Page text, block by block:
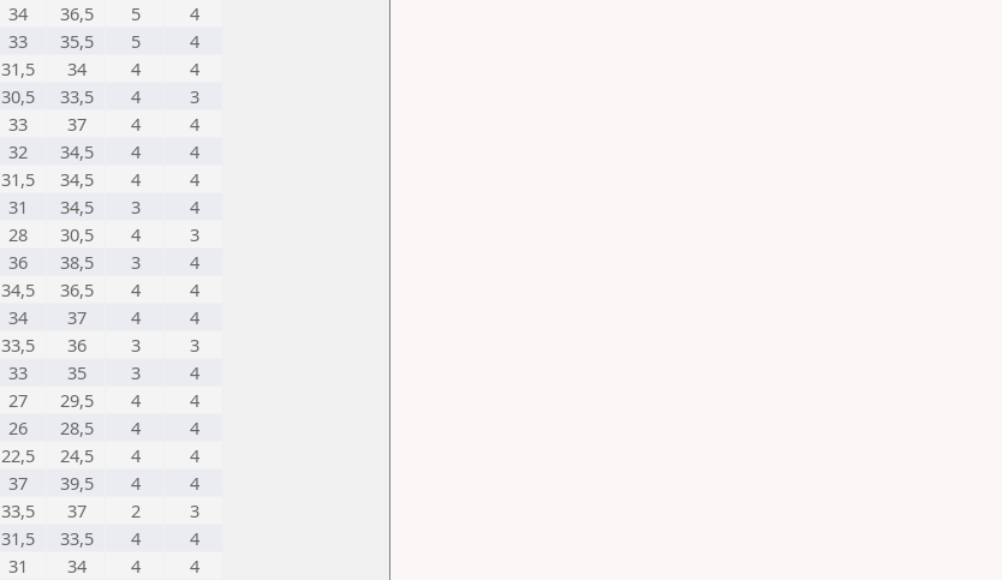
34 36,5 5
4
33 35,5 5
4
31,5 34 4
4
30,5 33,5 4
3
33 37 4
4
32 34,5 4
4
31,5 34,5 4
4
31 34,5 3
4
28 30,5 4
3
36 38,5 3
4
34,5 36,5 4
4
34 37 4
4
33,5 36 3
3
33 35 3
4
27 29,5 4
4
26 28,5 4
4
22,5 24,5 4
4
37 39,5 4
4
33,5 37 2
3
31,5 33,5 4
4
31 34 4
4